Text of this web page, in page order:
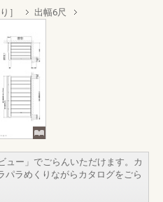
］ 出幅6尺
ュー」でごらんいただけます。カ
パラめくりながらカタログをごら